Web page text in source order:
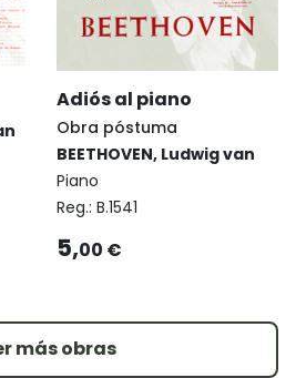
Adiós al piano
Obra póstuma
BEETHOVEN, Ludwig van
Piano
Reg.: B.1541
5,00 €
más obras